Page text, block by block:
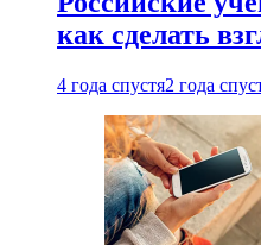
как сделать
4 года спустя2 года